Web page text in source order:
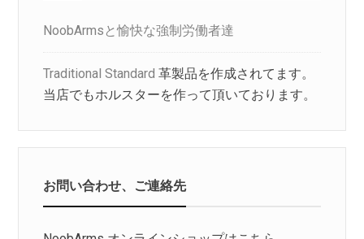
NoobArmsと愉快な強制労働者達
Traditional Standard 革製品を作成されてます。
当店でもホルスターを作って頂いております。
お問い合わせ、ご連絡先